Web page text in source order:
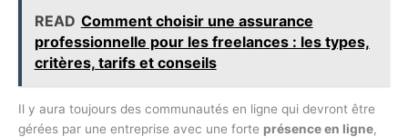
READ Comment choisir une assurance
professionnelle pour les freelances : les types,
critères, tarifs et conseils
Il y aura toujours des communautés en ligne qui devront être
gérées par une entreprise avec une forte présence en ligne,